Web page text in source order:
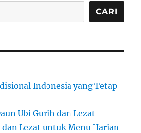
CARI
Indonesia yang Tetap
Ubi Gurih dan Lezat
dan Lezat untuk Menu Harian